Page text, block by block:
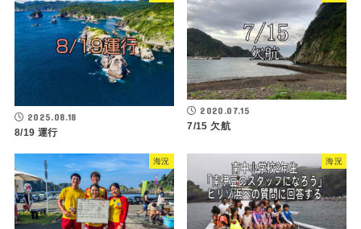
2025.08.18
8/19 運行
2020.07.15
7/15 欠航
海況 海況